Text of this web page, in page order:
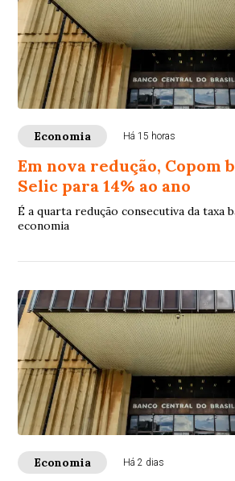
Economia Há 15 horas
Em nova redução, Copom
Selic para 14% ao ano
É a quarta redução consecutiva da taxa
economia
Economia Há 2 dias